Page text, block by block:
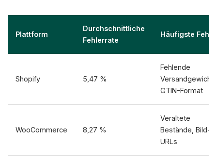
Plattform
Durchschnittliche
Fehlerrate
Häufigste
Shopify 5,47 %
Fehlende
GTIN-Format
WooCommerce 8,27 %
Veraltete
Bestände, Bild-
URLs